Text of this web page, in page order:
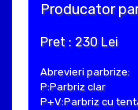
Producator
Pret : 230 Lei
Abrevieri parbrize:
P:Parbriz clar
P+V:Parbriz cu